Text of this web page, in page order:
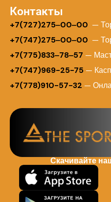
Контакты
+7(727)275‒00‒00 —
+7(747)275‒00‒00 —
+7(775)833‒78‒57 —
+7(747)969-25-75 —
+7(778)910-57-32 —
Скачивайте